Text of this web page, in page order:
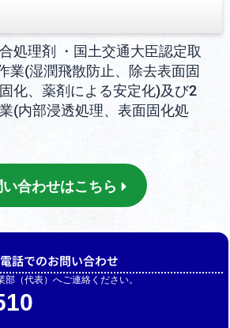
処理剤 ・国土交通大臣認定取
業(湿潤飛散防止、除去表面固
化、薬剤による安定化)及び2
(内部浸透処理、表面固化処
い合わせはこちら
話でのお問い合わせ
部（代表）へご連絡ください。